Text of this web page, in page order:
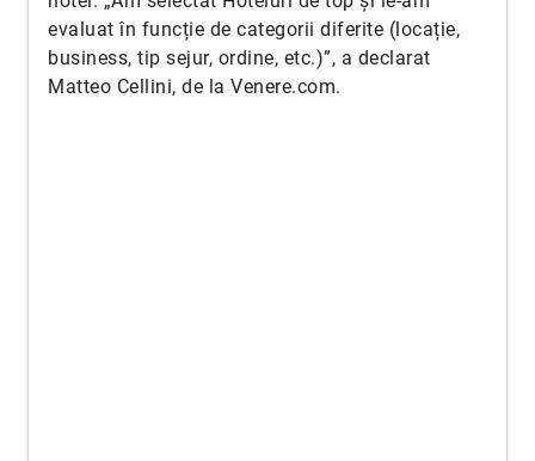
evaluat în funcție de categorii diferite (locație,
business, tip sejur, ordine, etc.)”, a declarat
Matteo Cellini, de la Venere.com.